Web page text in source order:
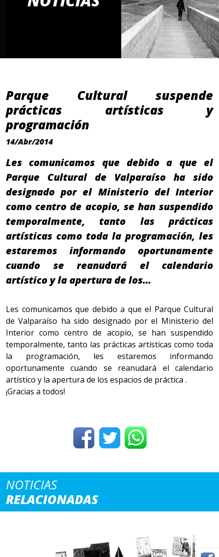
Parque Cultural suspende
prácticas artísticas y
programación
14/Abr/2014
Les comunicamos que debido a que el
Parque Cultural de Valparaíso ha sido
designado por el Ministerio del Interior
como centro de acopio, se han suspendido
temporalmente, tanto las prácticas
artísticas como toda la programación, les
estaremos informando oportunamente
cuando se reanudará el calendario
artístico y la apertura de los…
Les comunicamos que debido a que el Parque Cultural
de Valparaíso ha sido designado por el Ministerio del
Interior como centro de acopio, se han suspendido
temporalmente, tanto las prácticas artísticas como toda
la programación, les estaremos informando
oportunamente cuando se reanudará el calendario
artístico y la apertura de los espacios de práctica .
¡Gracias a todos!
NOTICIAS
RELACIONADAS